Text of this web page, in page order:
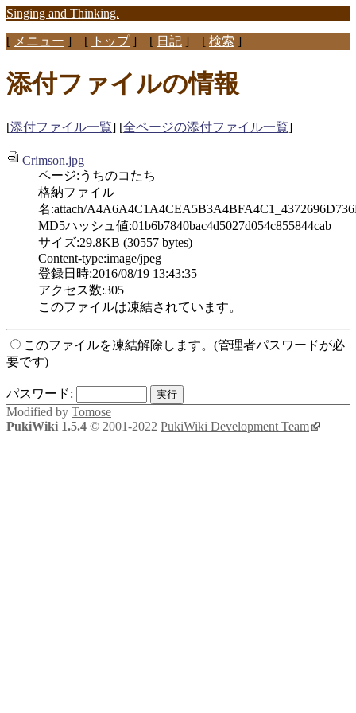
Singing and Thinking.
[ メニュー ] [ トップ] [ 日記 ] [ 検索 ]
添付ファイルの情報
[添付ファイル一覧] [全ページの添付ファイル一覧]
Crimson.jpg
ページ:うちのコたち
格納ファイル
名:attach/
MD5ハッシュ値:01b6b7840bac4d5027d054c855844cab
サイズ:29.8KB (30557 bytes)
Content-type:image/jpeg
登録日時:2016/08/19 13:43:35
アクセス数:305
このファイルは凍結されています。
このファイルを凍結解除します。(管理者パスワードが必
要です)
パスワード:
Modified by Tomose
PukiWiki 1.5.4 © 2001-2022 PukiWiki Development Team